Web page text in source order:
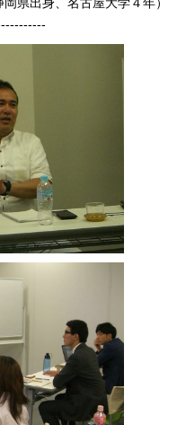
県出身、名古屋大学４年）